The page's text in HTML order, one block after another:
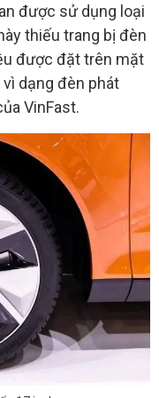
được sử dụng loại
thiếu trang bị đèn
được đặt trên mặt
dạng đèn phát
VinFast.